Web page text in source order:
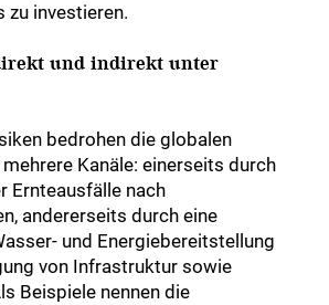
zu investieren.
und indirekt unter
bedrohen die globalen
Kanäle: einerseits durch
Ernteausfälle nach
andererseits durch eine
und Energiebereitstellung
von Infrastruktur sowie
Beispiele nennen die